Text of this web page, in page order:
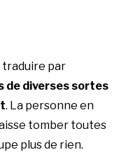
traduire par
de diverses sortes
. La personne en
tomber toutes
plus de rien.